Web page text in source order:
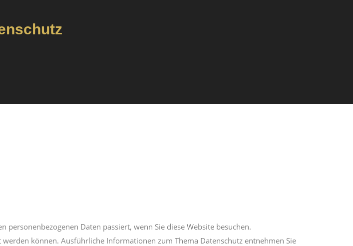
Daten passiert, wenn Sie diese Website besuchen.
können. Ausführliche Informationen zum Thema Datenschutz entnehmen Sie